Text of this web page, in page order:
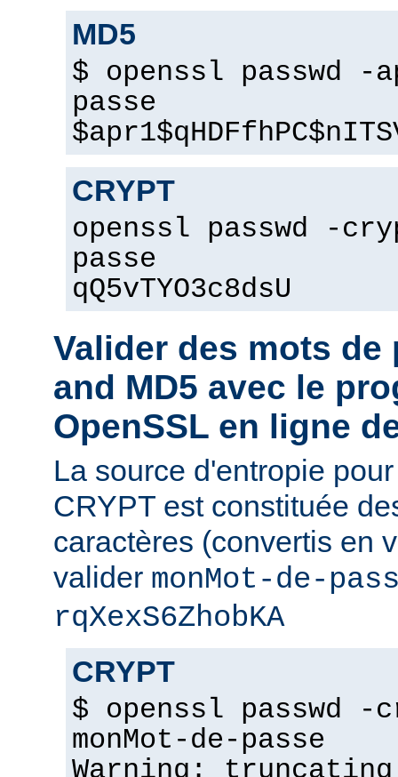
MD5
$ openssl passwd -
passe
CRYPT
openssl passwd -
passe
qQ5vTYO3c8dsU
Valider des mots de
and MD5 avec le
OpenSSL en ligne
La source d'entropie
CRYPT est constituée
caractères (convertis en
valider monMot-de-
rqXexS6ZhobKA
CRYPT
$ openssl passwd
monMot-de-passe